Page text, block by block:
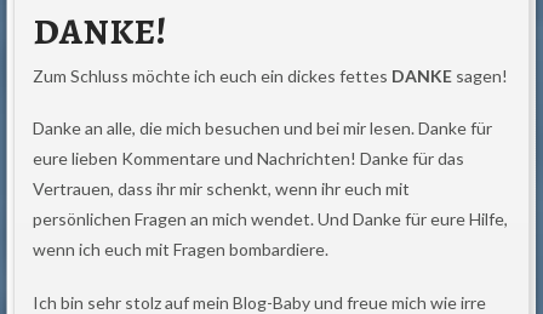
DANKE!
Zum Schluss möchte ich euch ein dickes fettes DANKE sagen!
Danke an alle, die mich besuchen und bei mir lesen. Danke für
eure lieben Kommentare und Nachrichten! Danke für das
Vertrauen, dass ihr mir schenkt, wenn ihr euch mit
persönlichen Fragen an mich wendet. Und Danke für eure Hilfe,
wenn ich euch mit Fragen bombardiere.
Ich bin sehr stolz auf mein Blog-Baby und freue mich wie irre